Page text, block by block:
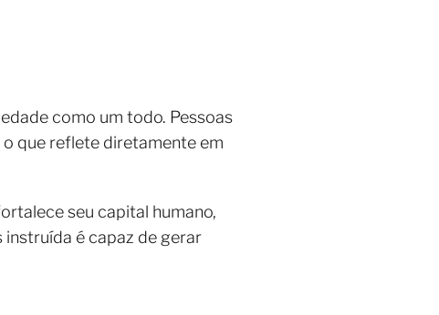
como um todo. Pessoas
que reflete diretamente em
seu capital humano,
é capaz de gerar